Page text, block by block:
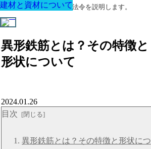
建築に関する用語と関連法令を説明します。
異形鉄筋とは？その特徴と
形状について
建材と資材について
2024.01.26
目次
異形鉄筋とは？その特徴と形状につ
建材と資材について
建材と資材について
建材と資材について
建材と資材について
建材と資材について
建材と資材について